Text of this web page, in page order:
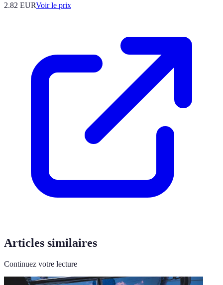
2.82 EURVoir le prix
Articles similaires
Continuez votre lecture